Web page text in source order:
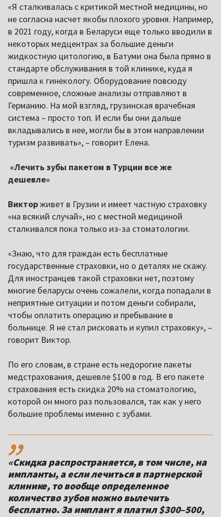
«Я сталкивалась с критикой местной медицины, но
не согласна насчет якобы плохого уровня. Например,
в 2021 году, когда в Беларуси еще только вводили в
некоторых медцентрах за большие деньги
жидкостную цитологию, в Батуми она была прямо в
стандарте обслуживания в той клинике, куда я
пришла к гинекологу. Оборудование повсюду
современное, сложные анализы отправляют в
Германию. На мой взгляд, грузинская врачебная
система – просто топ. И если бы они дальше
вкладывались в нее, могли бы в этом направлении
туризм развивать», – говорит Елена.
«Лечить зубы пакетом в Турции все же
дешевле»
Викторживет в Грузии и имеет частную страховку
«на всякий случай», но с местной медициной
сталкивался пока только из-за стоматологии.
«Знаю, что для граждан есть бесплатные
государственные страховки, но о деталях не скажу.
Для иностранцев такой страховки нет, поэтому
многие беларусы очень сожалели, когда попадали в
неприятные ситуации и потом деньги собирали,
чтобы оплатить операцию и пребывание в
больнице. Я не стал рисковать и купил страховку», –
говорит Виктор.
По его словам, в стране есть недорогие пакеты
медстрахования, дешевле $100 в год. В его пакете
страхования есть скидка 20% на стоматологию,
которой он много раз пользовался, так как у него
большие проблемы именно с зубами.
,,
«Скидка распространяется, в том числе, на
импланты, а если лечиться в партнерской
клинике, то вообще определенное
количество зубов можно вылечить
бесплатно. За имплант я платил $300–500,